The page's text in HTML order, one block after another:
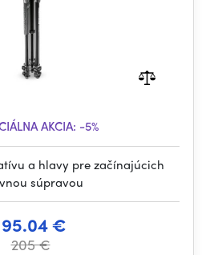
AKCIA: -5%
a hlavy pre začínajúcich
súpravou
€
205 €